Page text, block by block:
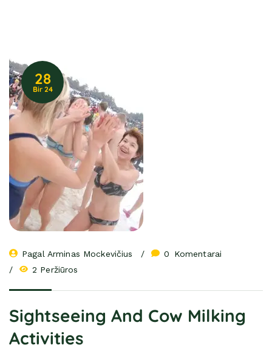
28
Bir 24
Pagal Arminas Mockevičius 0
Komentarai
2 Peržiūros
Sightseeing And Cow Milking
Activities